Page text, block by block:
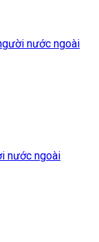
nước ngoài
nước ngoài